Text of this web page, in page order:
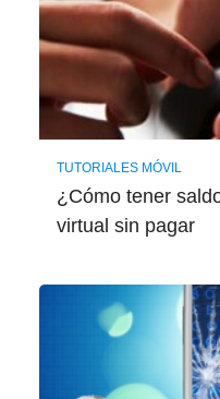
TUTORIALES MÓVIL
¿Cómo tener
virtual sin pagar